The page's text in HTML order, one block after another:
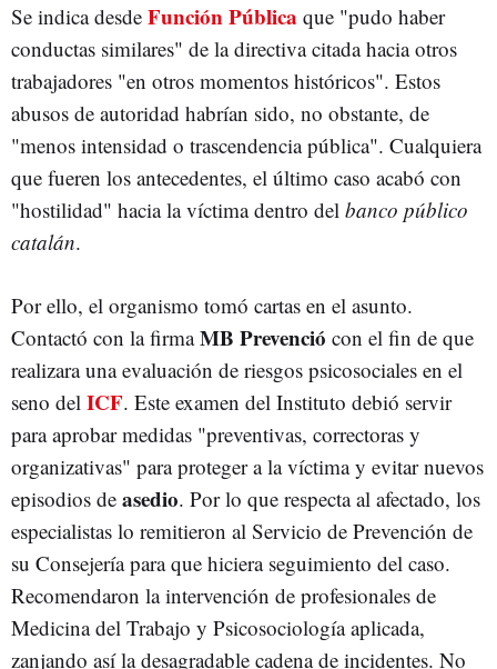
Se indica desde Función Pública que "pudo haber
conductas similares" de la directiva citada hacia otros
trabajadores "en otros momentos históricos". Estos
abusos de autoridad habrían sido, no obstante, de
"menos intensidad o trascendencia pública". Cualquiera
que fueren los antecedentes, el último caso acabó con
"hostilidad" hacia la víctima dentro del banco público
catalán.
Por ello, el organismo tomó cartas en el asunto.
Contactó con la firmaMB Prevenció con el fin de que
realizara una evaluación de riesgos psicosociales en el
seno del ICF. Este examen del Instituto debió servir
para aprobar medidas "preventivas, correctoras y
organizativas" para proteger a la víctima y evitar nuevos
episodios de asedio. Por lo que respecta al afectado, los
especialistas lo remitieron al Servicio de Prevención de
su Consejería para que hiciera seguimiento del caso.
Recomendaron la intervención de profesionales de
Medicina del Trabajo y Psicosociología aplicada,
zanjando así la desagradable cadena de incidentes. No